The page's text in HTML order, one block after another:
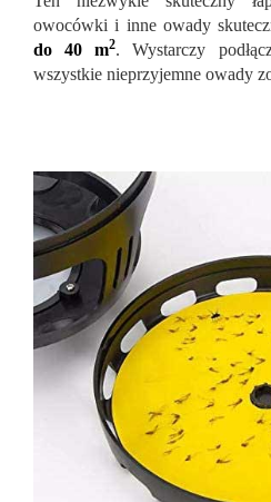
owocówki i inne owady
do 40 m2. Wystarczy
wszystkie nieprzyjemne owady